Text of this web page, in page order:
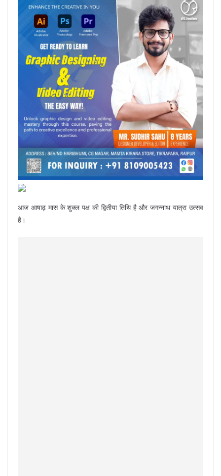
आज आषाढ़ मास के शुक्ल पक्ष की द्वितीया तिथि है और जगन्नाथ यात्रा उत्सव
है।